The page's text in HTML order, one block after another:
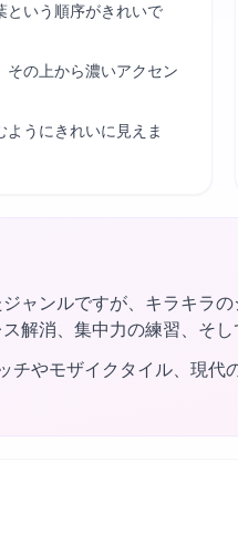
という順序がきれいで
その上から濃いアクセン
うにきれいに見えま
ャンルですが、キラキラ
解消、集中力の練習、そ
チやモザイクタイル、現